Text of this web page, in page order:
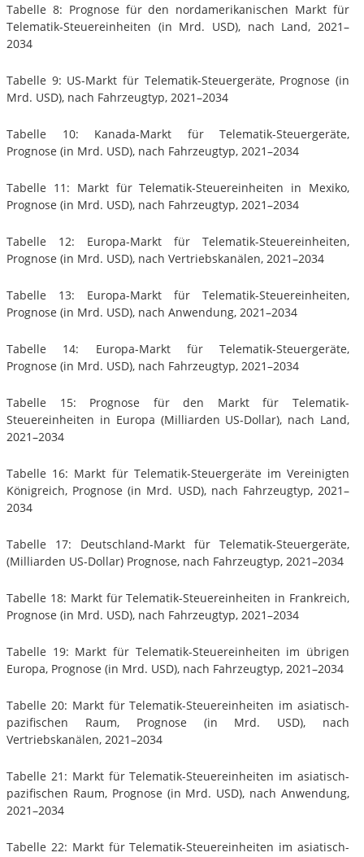
Tabelle 8: Prognose für den nordamerikanischen Markt für
Telematik-Steuereinheiten (in Mrd. USD), nach Land, 2021–
2034
Tabelle 9: US-Markt für Telematik-Steuergeräte, Prognose (in
Mrd. USD), nach Fahrzeugtyp, 2021–2034
Tabelle 10: Kanada-Markt für Telematik-Steuergeräte,
Prognose (in Mrd. USD), nach Fahrzeugtyp, 2021–2034
Tabelle 11: Markt für Telematik-Steuereinheiten in Mexiko,
Prognose (in Mrd. USD), nach Fahrzeugtyp, 2021–2034
Tabelle 12: Europa-Markt für Telematik-Steuereinheiten,
Prognose (in Mrd. USD), nach Vertriebskanälen, 2021–2034
Tabelle 13: Europa-Markt für Telematik-Steuereinheiten,
Prognose (in Mrd. USD), nach Anwendung, 2021–2034
Tabelle 14: Europa-Markt für Telematik-Steuergeräte,
Prognose (in Mrd. USD), nach Fahrzeugtyp, 2021–2034
Tabelle 15: Prognose für den Markt für Telematik-
Steuereinheiten in Europa (Milliarden US-Dollar), nach Land,
2021–2034
Tabelle 16: Markt für Telematik-Steuergeräte im Vereinigten
Königreich, Prognose (in Mrd. USD), nach Fahrzeugtyp, 2021–
2034
Tabelle 17: Deutschland-Markt für Telematik-Steuergeräte,
(Milliarden US-Dollar) Prognose, nach Fahrzeugtyp, 2021–2034
Tabelle 18: Markt für Telematik-Steuereinheiten in Frankreich,
Prognose (in Mrd. USD), nach Fahrzeugtyp, 2021–2034
Tabelle 19: Markt für Telematik-Steuereinheiten im übrigen
Europa, Prognose (in Mrd. USD), nach Fahrzeugtyp, 2021–2034
Tabelle 20: Markt für Telematik-Steuereinheiten im asiatisch-
pazifischen Raum, Prognose (in Mrd. USD), nach
Vertriebskanälen, 2021–2034
Tabelle 21: Markt für Telematik-Steuereinheiten im asiatisch-
pazifischen Raum, Prognose (in Mrd. USD), nach Anwendung,
2021–2034
Tabelle 22: Markt für Telematik-Steuereinheiten im asiatisch-